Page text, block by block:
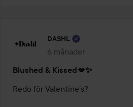
DASHL
6 månader
Inlägget skapades 6
Blushed & Kissed💋✨
Redo för Valentine’s?